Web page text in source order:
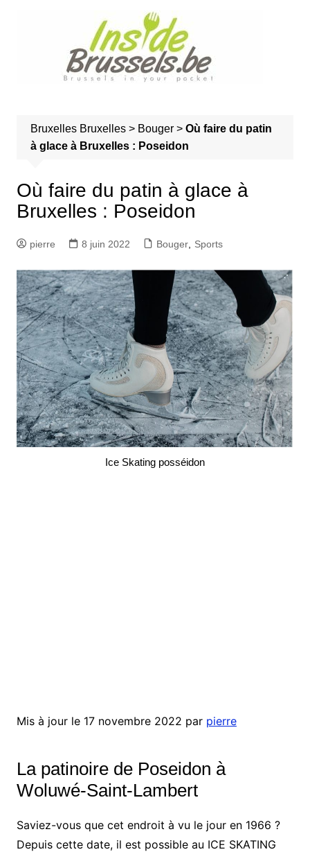
Bruxelles Bruxelles> Bouger> Où faire du patin
à glace à Bruxelles : Poseidon
Où faire du patin à glace à
Bruxelles : Poseidon
pierre 8 juin 2022 Bouger, Sports
Ice Skating posséidon
Mis à jour le 17 novembre 2022 par pierre
La patinoire de Poseidon à
Woluwé-Saint-Lambert
Saviez-vous que cet endroit à vu le jour en 1966 ?
Depuis cette date, il est possible au ICE SKATING